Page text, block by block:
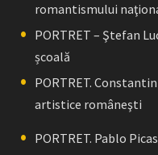
romantismului
PORTRET – Ştefan
școală
PORTRET.
artistice româneşti
PORTRET. Pablo